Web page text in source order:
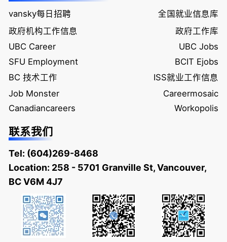
vansky每日招聘
全国就业信息库
政府机构工作信息
政府工作库
UBC Career
UBC Jobs
SFU Employment
BCIT Ejobs
BC 技术工作
ISS就业工作信息
Job Monster
Careermosaic
Canadiancareers
Workopolis
联系我们
Tel: (604)269-8468
Location: 258 - 5701 Granville St, Vancouver,
BC V6M 4J7